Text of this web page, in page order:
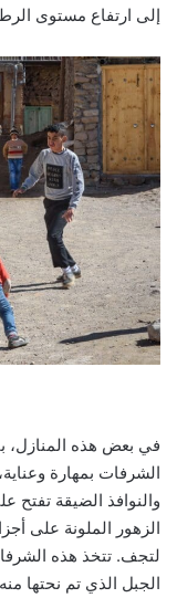
إلى ارتفاع مستوى
في بعض هذه المنازل،
الشرفات بمهارة
والنوافذ الضيقة
الزهور الملونة على
لتجف. تتخذ هذه
الجبل الذي تم نحتها